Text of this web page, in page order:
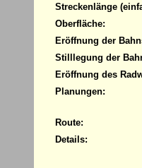
Streckenlänge
Oberfläche:
Eröffnung der
Stilllegung der
Eröffnung des
Planungen:
Route:
Details: